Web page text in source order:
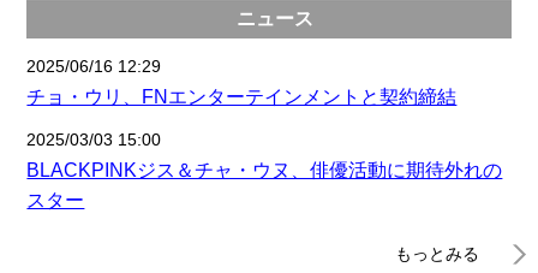
ニュース
2025/06/16 12:29
チョ・ウリ、FNエンターテインメントと契約締結
2025/03/03 15:00
BLACKPINKジス＆チャ・ウヌ、俳優活動に期待外れの
スター
もっとみる